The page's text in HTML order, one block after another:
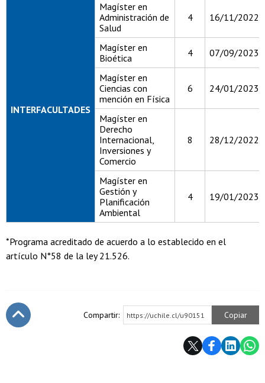
INTERFACULTADES
Magíster en
Administración de
Salud
4 16/11/2022
Magíster en
Bioética
4 07/09/2023
Magíster en
Ciencias con
mención en Física
6 24/01/2023
Magíster en
Derecho
Internacional,
Inversiones y
Comercio
8 28/12/2022
Magíster en
Gestión y
Planificación
Ambiental
4 19/01/2023
*Programa acreditado de acuerdo a lo establecido en el
artículo N°58 de la ley 21.526.
Compartir: https://uchile.cl/u90151 Copiar